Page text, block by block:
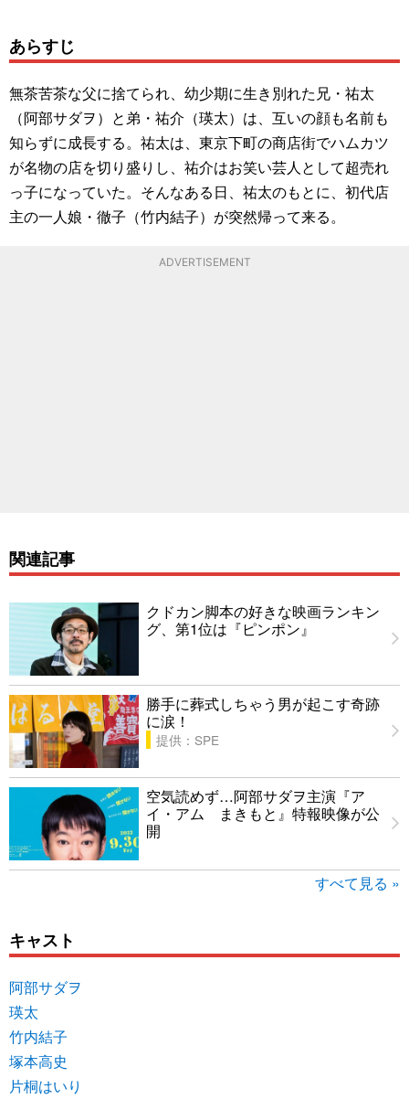
あらすじ
無茶苦茶な父に捨てられ、幼少期に生き別れた兄・祐太
（阿部サダヲ）と弟・祐介（瑛太）は、互いの顔も名前も
知らずに成長する。祐太は、東京下町の商店街でハムカツ
が名物の店を切り盛りし、祐介はお笑い芸人として超売れ
っ子になっていた。そんなある日、祐太のもとに、初代店
主の一人娘・徹子（竹内結子）が突然帰って来る。
ADVERTISEMENT
関連記事
クドカン脚本の好きな映画ランキン
グ、第1位は『ピンポン』
勝手に葬式しちゃう男が起こす奇跡
に涙！
提供：SPE
空気読めず…阿部サダヲ主演『ア
イ・アム まきもと』特報映像が公
開
すべて見る »
キャスト
阿部サダヲ
瑛太
竹内結子
塚本高史
片桐はいり